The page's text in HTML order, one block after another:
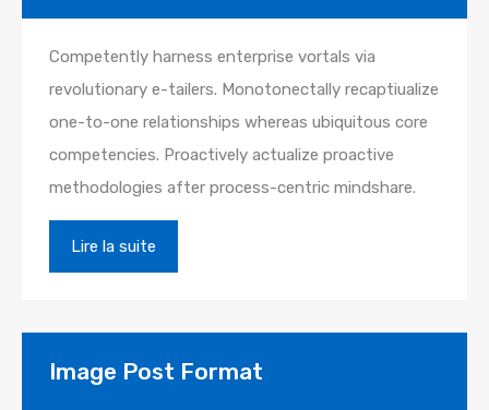
Competently harness enterprise vortals via
revolutionary e-tailers. Monotonectally recaptiualize
one-to-one relationships whereas ubiquitous core
competencies. Proactively actualize proactive
methodologies after process-centric mindshare.
Lire la suite
Image Post Format